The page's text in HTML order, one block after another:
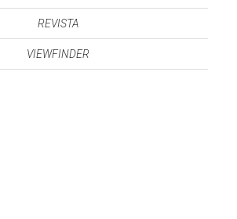
REVISTA
VIEWFINDER